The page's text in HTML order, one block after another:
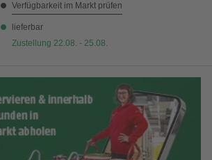
Verfügbarkeit im Markt prüfen
lieferbar
Zustellung 22.08. - 25.08.